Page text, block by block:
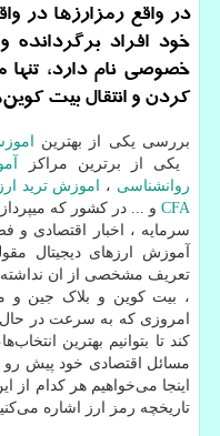
در واقع رمزارزها در
خود افراد برگردانده
خصوصی نام دارد، تنها
كردن و انتقال بیت
بررسی یکی از بهترین
یکی از برترین مراکز
روانشناسی ، اموزش ترید
CFA و ... در کشور که
سرمایه ، اخبار اقتصادی و
آموزش ارزهای دیجیتال
تعریف مشخصی از ان نداشته
، بیت کوین و بلاک جین و
امروزی که به سرعت در
کند تا بتوانیم بهترین
مسائل اقتصادی خود پیش رو
اینجا می‌خواهیم هر کدام از
تاریخچه رمز ارز اشاره